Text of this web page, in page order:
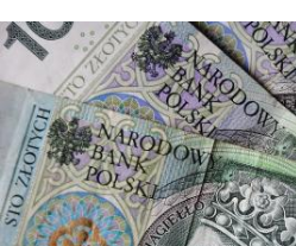
Obraz